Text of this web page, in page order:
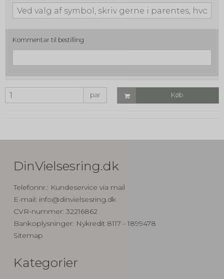
Kommentar til bestilling
par Køb
DinVielsesring.dk
Telefonnr.: Kundeservice via mail
E-mail: info@dinvielsesring.dk
CVR-nummer: 32216862
Bankoplysninger: Nykredit 8117 - 1899478
Sitemap
Kategorier